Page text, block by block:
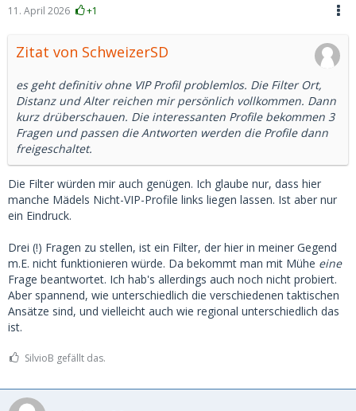
11. April 2026 +1
Zitat von SchweizerSD
es geht definitiv ohne VIP Profil problemlos. Die Filter Ort,
Distanz und Alter reichen mir persönlich vollkommen. Dann
kurz drüberschauen. Die interessanten Profile bekommen 3
Fragen und passen die Antworten werden die Profile dann
freigeschaltet.
Die Filter würden mir auch genügen. Ich glaube nur, dass hier
manche Mädels Nicht-VIP-Profile links liegen lassen. Ist aber nur
ein Eindruck.
Drei (!) Fragen zu stellen, ist ein Filter, der hier in meiner Gegend
m.E. nicht funktionieren würde. Da bekommt man mit Mühe eine
Frage beantwortet. Ich hab's allerdings auch noch nicht probiert.
Aber spannend, wie unterschiedlich die verschiedenen taktischen
Ansätze sind, und vielleicht auch wie regional unterschiedlich das
ist.
SilvioB gefällt das.